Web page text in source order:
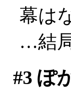
幕は
…結
#3 ぽ